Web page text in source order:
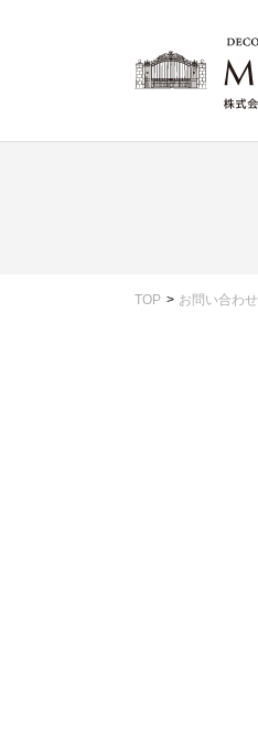
TOP お問い合わせ